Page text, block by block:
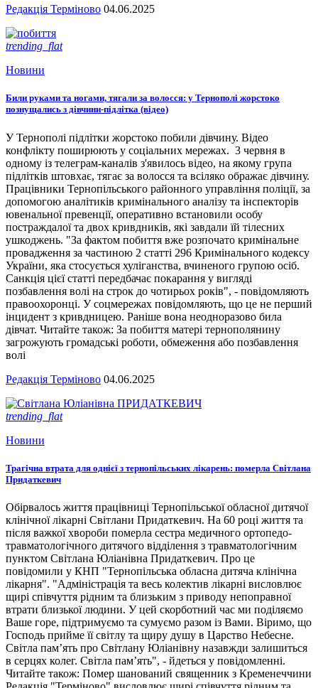
Редакція Терміново 04.06.2025
trending_flat
Новини
Били руками та ногами, тягали за волосся: у Тернополі жорстоко
познущались з дівчини-підлітка (відео)
У Тернополі підлітки жорстоко побили дівчину. Відео
конфлікту поширюють у соціальних мережах. 3 червня в
одному із телеграм-каналів з'явилось відео, на якому група
підлітків штовхає, тягає за волосся та всіляко ображає дівчину.
Працівники Тернопільського районного управління поліції, за
допомогою аналітиків кримінального аналізу та інспекторів
ювенальної превенції, оперативно встановили особу
постраждалої та двох кривдників, які завдали їй тілесних
ушкоджень. "За фактом побиття вже розпочато кримінальне
провадження за частиною 2 статті 296 Кримінального кодексу
України, яка стосується хуліганства, вчиненого групою осіб.
Санкція цієї статті передбачає покарання у вигляді
позбавлення волі на строк до чотирьох років", - повідомляють
правоохоронці. У соцмережах повідомляють, що це не перший
інцидент з кривдницею. Раніше вона неодноразово била
дівчат. Читайте також: За побиття матері тернополянину
загрожують громадські роботи, обмеження або позбавлення
волі
Редакція Терміново 04.06.2025
trending_flat
Новини
Трагічна втрата для однієї з тернопільських лікарень: померла Світлана
Придаткевич
Обірвалось життя працівниці Тернопільської обласної дитячої
клінічної лікарні Світлани Придаткевич. На 60 році життя та
після важкої хвороби померла сестра медичного ортопедо-
травматологічного дитячого відділення з травматологічним
пунктом Світлана Юліанівна Придаткевич. Про це
повідомили у КНП "Тернопільська обласна дитяча клінічна
лікарня". "Адміністрація та весь колектив лікарні висловлює
щирі співчуття рідним та близьким з приводу непоправної
втрати близької людини. У цей скорботний час ми поділяємо
Ваше горе, підтримуємо та сумуємо разом із Вами. Віримо, що
Господь прийме її світлу та щиру душу в Царство Небесне.
Світла пам’ять про Світлану Юліанівну назавжди залишиться
в серцях колег. Світла пам’ять", - йдеться у повідомленні.
Читайте також: Помер шанований священник з Кременеччини